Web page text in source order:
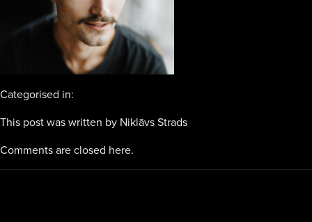
Categorised in:
This post was written by Niklāvs Strads
Comments are closed here.